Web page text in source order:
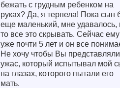
бежать с грудным ребенком на
руках? Да, я терпела! Пока сын
еще маленький, мне удавалось,
то все это скрывать. Сейчас ему
уже почти 5 лет и он все
Не хочу чтобы Вы представляли
ужас, который испытывал мой
на глазах, которого пытали его
мать.